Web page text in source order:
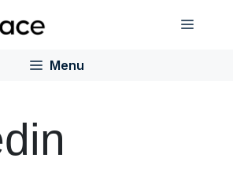
Menu
Menu